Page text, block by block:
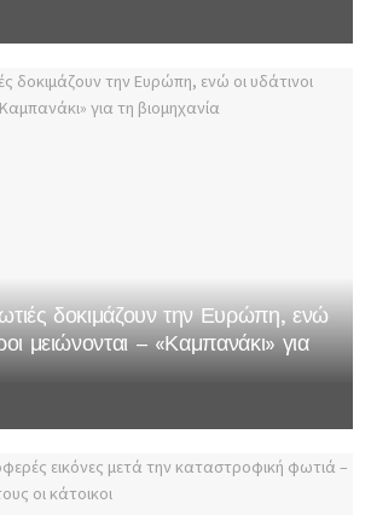
δοκιμάζουν την Ευρώπη, ενώ
μειώνονται – «Καμπανάκι» για